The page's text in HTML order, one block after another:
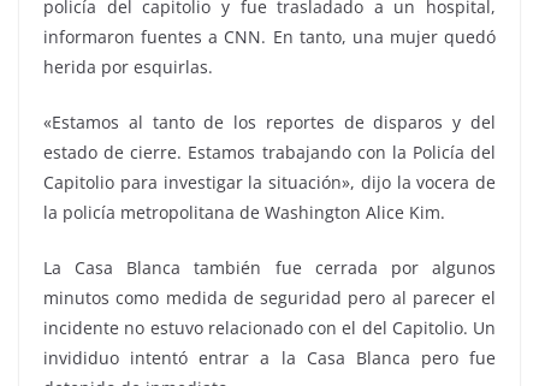
policía del capitolio y fue trasladado a un hospital,
informaron fuentes a CNN. En tanto, una mujer quedó
herida por esquirlas.
«Estamos al tanto de los reportes de disparos y del
estado de cierre. Estamos trabajando con la Policía del
Capitolio para investigar la situación», dijo la vocera de
la policía metropolitana de Washington Alice Kim.
La Casa Blanca también fue cerrada por algunos
minutos como medida de seguridad pero al parecer el
incidente no estuvo relacionado con el del Capitolio. Un
invididuo intentó entrar a la Casa Blanca pero fue